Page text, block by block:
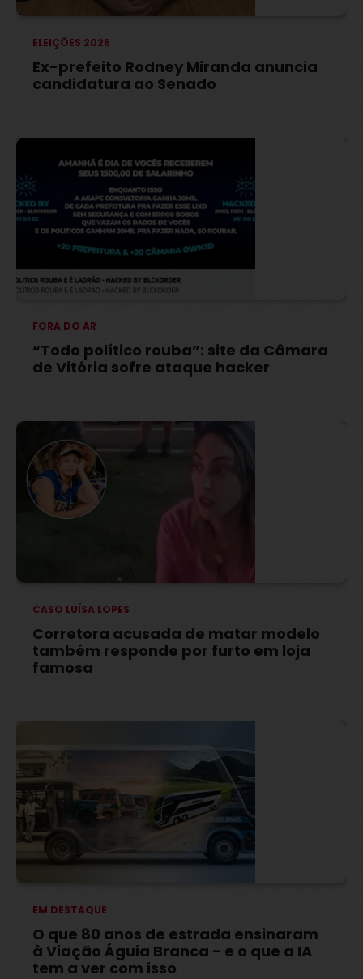
ELEIÇÕES 2026
Ex-prefeito Rodney Miranda anuncia
candidatura ao Senado
FORA DO AR
“Todo político rouba”: site da Câmara
de Vitória sofre ataque hacker
CASO LUÍSA LOPES
Corretora acusada de matar modelo
também responde por furto em loja
famosa
EM DESTAQUE
O que 80 anos de estrada ensinaram
à Viação Águia Branca - e o que a IA
tem a ver com isso